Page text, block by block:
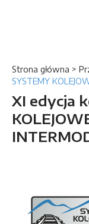
Strona główna >
SYSTEMY
XI edycja